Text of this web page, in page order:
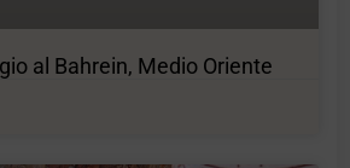
al Bahrein, Medio Oriente